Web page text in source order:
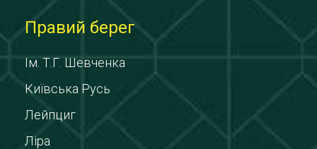
Правий берег
Ім. Т.Г. Шевченка
Київська Русь
Лейпциг
Ліра